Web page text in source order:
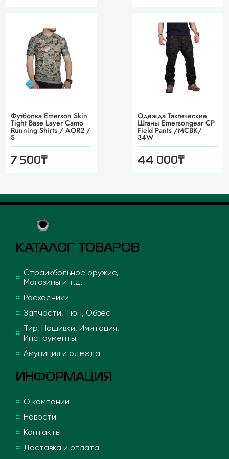
Футболка Emerson Skin
Tight Base Layer Camo
Running Shirts / AOR2 /
S
7 500₸
Одежда Тактические
Штаны Emersongear CP
Field Pants /MCBK/
34W
44 000₸
КАТАЛОГ ТОВАРОВ
Страйкбольное оружие,
Магазины и т.д.
Расходники
Запчасти, Тюн, Обвес
Тир, Нашивки, Имитация,
Инструменты
Амуниция и одежда
ИНФОРМАЦИЯ
О компании
Новости
Контакты
Доставка и оплата